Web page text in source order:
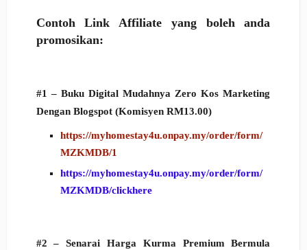
Contoh Link Affiliate yang boleh anda
promosikan:
#1 – Buku Digital Mudahnya Zero Kos Marketing
Dengan Blogspot (Komisyen RM13.00)
https://myhomestay4u.onpay.my/order/form/
MZKMDB/1
https://myhomestay4u.onpay.my/order/form/
MZKMDB/clickhere
#2 – Senarai Harga Kurma Premium Bermula